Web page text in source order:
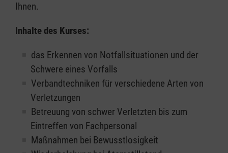
Ihnen.
Inhalte des Kurses:
das Erkennen von Notfallsituationen und der
Schwere eines Vorfalls
Verbandtechniken für verschiedene Arten von
Verletzungen
Betreuung von schwer Verletzten bis zum
Eintreffen von Fachpersonal
Maßnahmen bei Bewusstlosigkeit